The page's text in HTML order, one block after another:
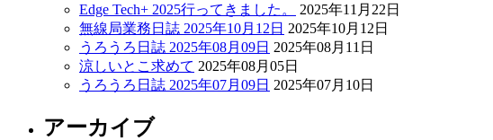
Edge Tech+ 2025行ってきました。
2025年11月22日
無線局業務日誌 2025年10月12日 2025年10月12日
うろうろ日誌 2025年08月09日 2025年08月11日
涼しいとこ求めて 2025年08月05日
うろうろ日誌 2025年07月09日 2025年07月10日
アーカイブ